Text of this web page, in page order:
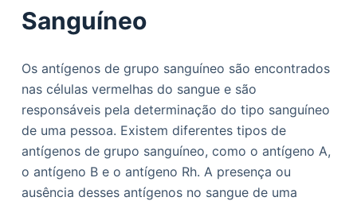
Sanguíneo
Os antígenos de grupo sanguíneo são encontrados
nas células vermelhas do sangue e são
responsáveis pela determinação do tipo sanguíneo
de uma pessoa. Existem diferentes tipos de
antígenos de grupo sanguíneo, como o antígeno A,
o antígeno B e o antígeno Rh. A presença ou
ausência desses antígenos no sangue de uma